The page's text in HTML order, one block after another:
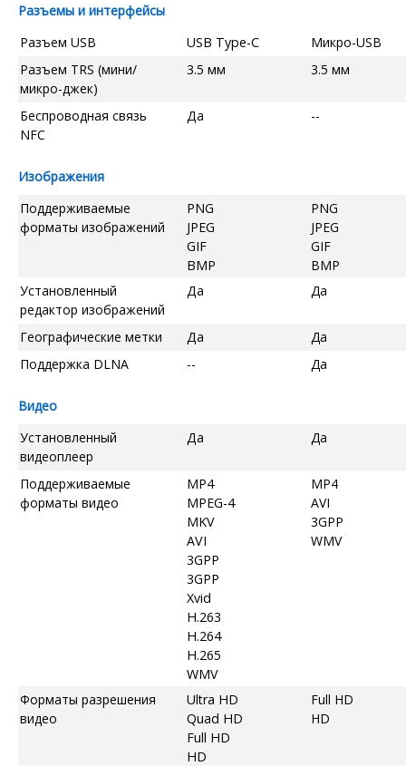
Разъемы и интерфейсы
Разъем USB
USB Type-C
Микро-USB
Разъем TRS (мини/
микро-джек)
3.5 мм 3.5 мм
Беспроводная связь
NFC
Да --
Изображения
Поддерживаемые
форматы изображений
PNG
JPEG
GIF
BMP
PNG
JPEG
GIF
BMP
Установленный
редактор изображений
Да Да
Географические метки Да
Да
Поддержка DLNA
-- Да
Видео
Установленный
видеоплеер
Да Да
Поддерживаемые
форматы видео
MP4
MPEG-4
MKV
AVI
3GPP
3GPP
Xvid
H.263
H.264
H.265
WMV
MP4
AVI
3GPP
WMV
Форматы разрешения
видео
Ultra HD
Quad HD
Full HD
HD
Full HD
HD